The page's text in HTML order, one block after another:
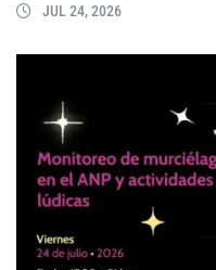
JUL 24, 2026